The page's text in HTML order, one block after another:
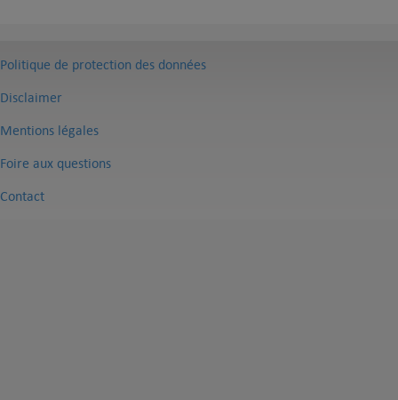
Politique de protection des données
Disclaimer
Mentions légales
Foire aux questions
Contact